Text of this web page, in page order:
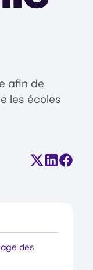
afin de
les écoles
Partager
des